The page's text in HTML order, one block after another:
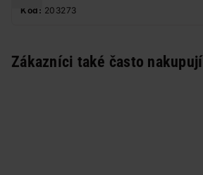
Kód: 203273
Zákazníci také často nakupují